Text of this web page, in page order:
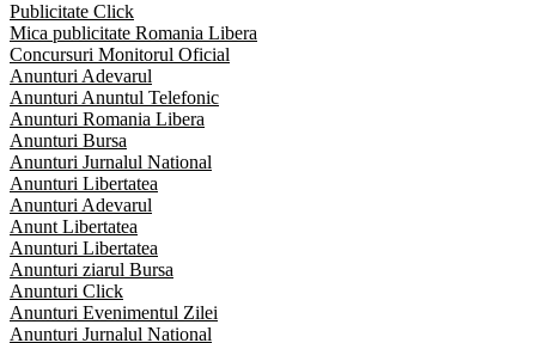
Publicitate Click
Mica publicitate Romania Libera
Concursuri Monitorul Oficial
Anunturi Adevarul
Anunturi Anuntul Telefonic
Anunturi Romania Libera
Anunturi Bursa
Anunturi Jurnalul National
Anunturi Libertatea
Anunturi Adevarul
Anunt Libertatea
Anunturi Libertatea
Anunturi ziarul Bursa
Anunturi Click
Anunturi Evenimentul Zilei
Anunturi Jurnalul National